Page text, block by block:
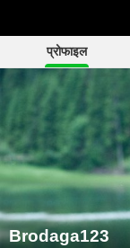
प्रोफाइल
Brodaga123